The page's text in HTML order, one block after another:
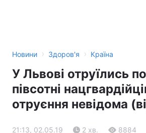
Новини › Здоров'я › Країна
У Львові отруїлись
півсотні
отруєння невідома
21:13, 02.05.19 2 хв. 8884